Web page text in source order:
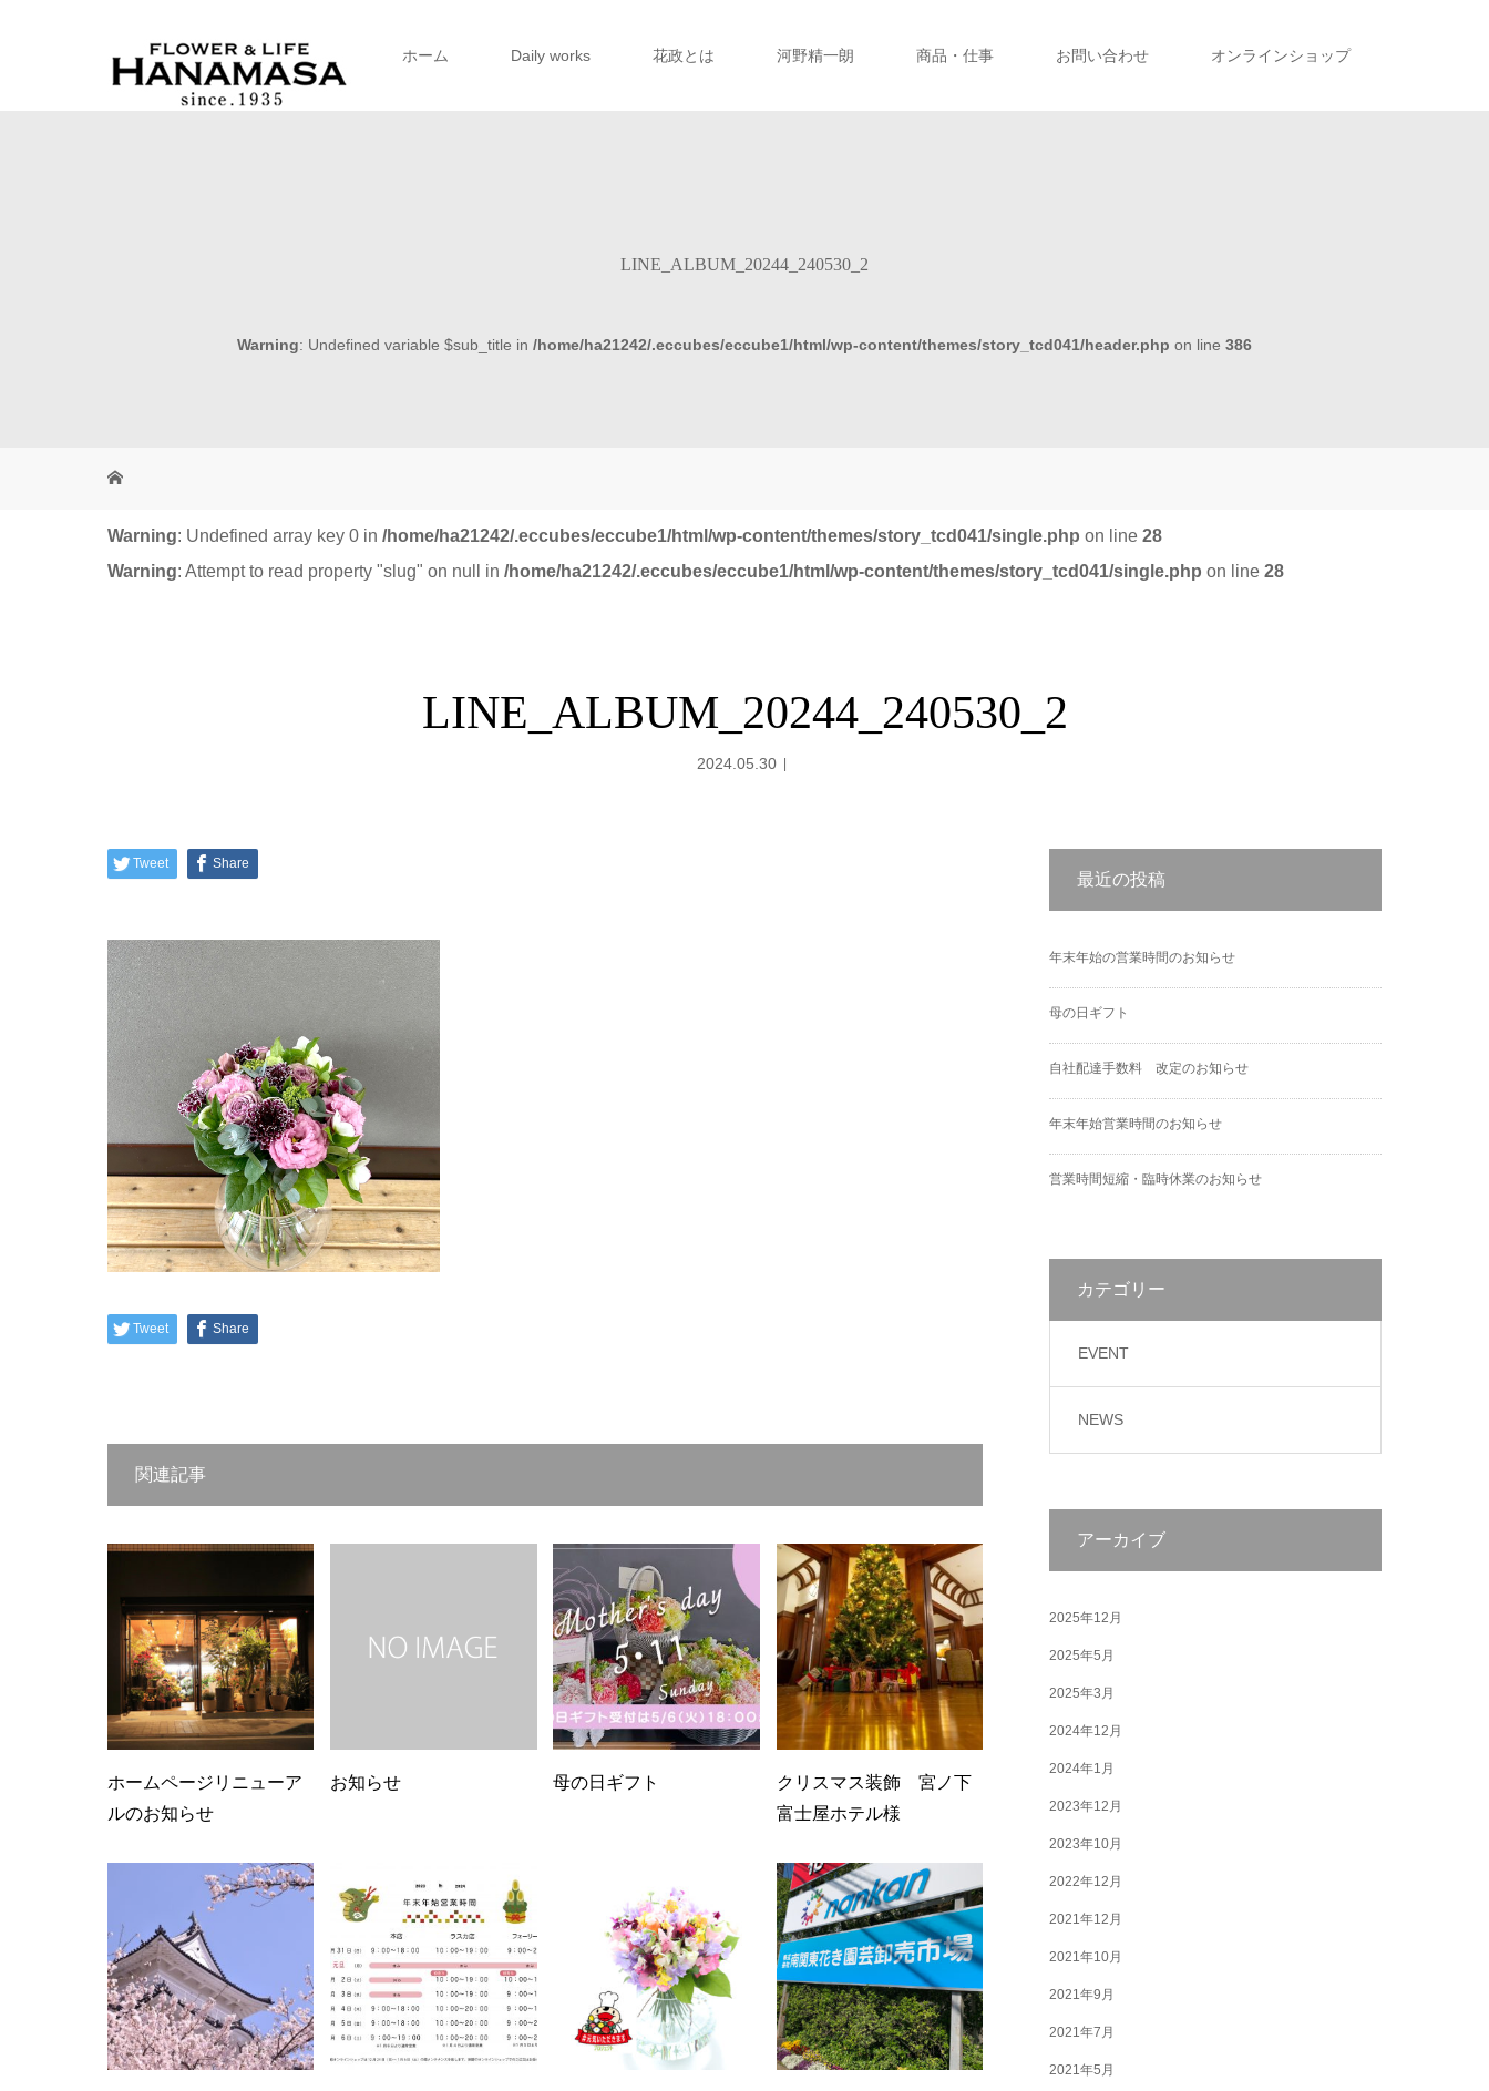
ホーム Daily works 花政とは 河野精一朗 商品・仕事 お問い合わせ オンラインショップ
LINE_ALBUM_20244_240530_2
Warning: Undefined variable $sub_title in /home/ha21242/.eccubes/eccube1/html/wp-content/themes/story_tcd041/header.php on line 386
Warning: Undefined array key 0 in /home/ha21242/.eccubes/eccube1/html/wp-content/themes/story_tcd041/single.php on line 28
Warning: Attempt to read property "slug" on null in /home/ha21242/.eccubes/eccube1/html/wp-content/themes/story_tcd041/single.php on line 28
LINE_ALBUM_20244_240530_2
2024.05.30
Tweet Share
Tweet Share
関連記事
ホームページリニューア
ルのお知らせ
お知らせ 母の日ギフト
クリスマス装飾 宮ノ下
富士屋ホテル様
最近の投稿
年末年始の営業時間のお知らせ
母の日ギフト
自社配達手数料 改定のお知らせ
年末年始営業時間のお知らせ
営業時間短縮・臨時休業のお知らせ
カテゴリー
EVENT
NEWS
アーカイブ
2025年12月
2025年5月
2025年3月
2024年12月
2024年1月
2023年12月
2023年10月
2022年12月
2021年12月
2021年10月
2021年9月
2021年7月
2021年5月